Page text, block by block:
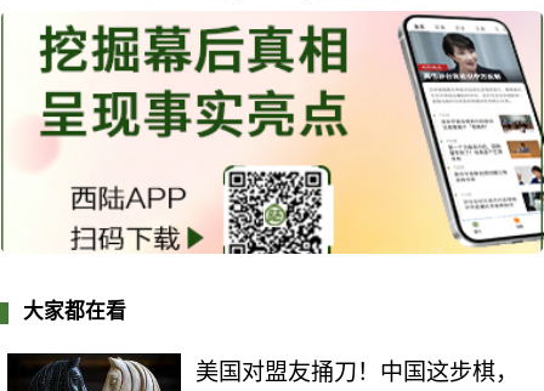
大家都在看
美国对盟友捅刀！中国这步棋，